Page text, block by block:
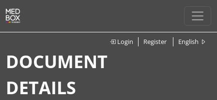
Login Register English
DOCUMENT
DETAILS